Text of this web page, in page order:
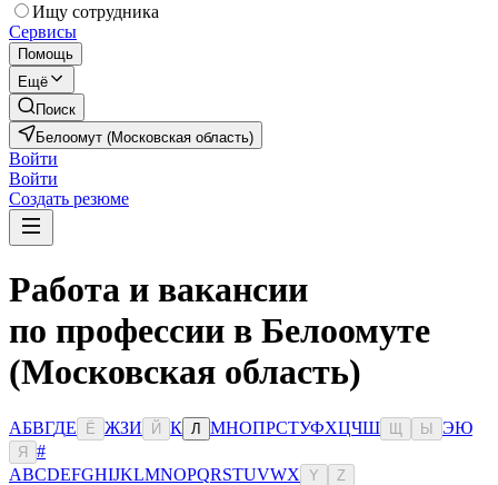
Ищу сотрудника
Сервисы
Помощь
Ещё
Поиск
Белоомут (Московская область)
Войти
Войти
Создать резюме
Работа и вакансии
по профессии в Белоомуте
(Московская область)
АБВГДЕ Ё ЖЗИ Й К Л МНОПРСТУФХЦЧШ Ы ЭЮ
Я
#
ABCDEFGHIJKLMNOPQRSTUVWX Y Z